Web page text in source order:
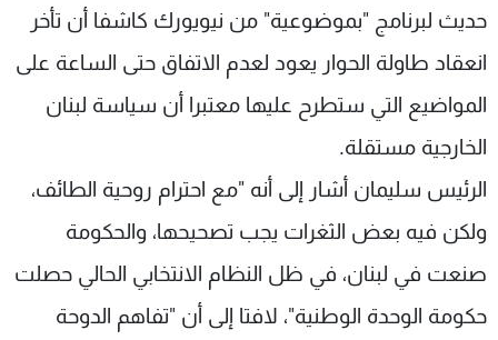
حديث لبرنامج "بموضوعية" من نيويورك كاشفا أن تأخر
انعقاد طاولة الحوار يعود لعدم الاتفاق حتى الساعة على
المواضيع التي ستطرح عليها معتبرا أن سياسة لبنان
الخارجية مستقلة.
الرئيس سليمان أشار إلى أنه "مع احترام روحية الطائف،
ولكن فيه بعض الثغرات يجب تصحيحها، والحكومة
صنعت في لبنان، في ظل النظام الانتخابي الحالي حصلت
حكومة الوحدة الوطنية"، لافتا إلى أن "تفاهم الدوحة
لاعلاناتكم
شروط الإسـتخدام
سياسة الخصوصية